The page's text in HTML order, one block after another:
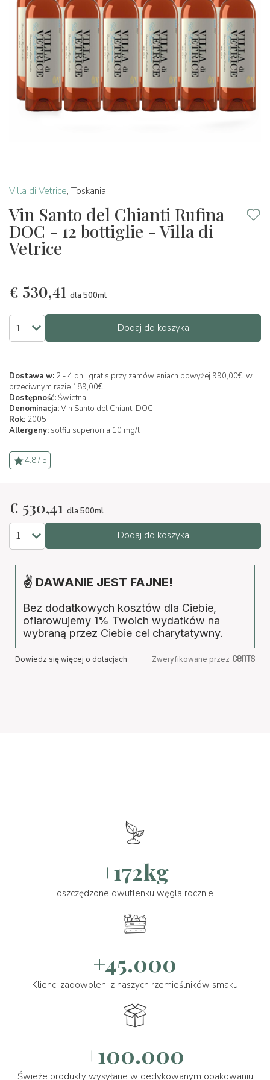
Villa di Vetrice, Toskania
Vin Santo del Chianti Rufina
DOC - 12 bottiglie - Villa di
Vetrice
€ 530,41 dla 500ml
Dodaj do koszyka
Dostawa w: 2 - 4 dni, gratis przy zamówieniach powyżej 990,00€, w
przeciwnym razie 189,00€
Dostępność:Świetna
Denominacja:Vin Santo del Chianti DOC
Rok: 2005
Allergeny: solfiti superiori a 10 mg/l
4.8 / 5
€ 530,41 dla 500ml
Dodaj do koszyka
✌ DAWANIE JEST FAJNE!
Bez dodatkowych kosztów dla Ciebie,
ofiarowujemy 1% Twoich wydatków na
wybraną przez Ciebie cel charytatywny.
Dowiedz się więcej o dotacjach Zweryfikowane przez
+172kg
oszczędzone dwutlenku węgla rocznie
+45.000
Klienci zadowoleni z naszych rzemieślników smaku
+100.000
Świeże produkty wysyłane w dedykowanym opakowaniu